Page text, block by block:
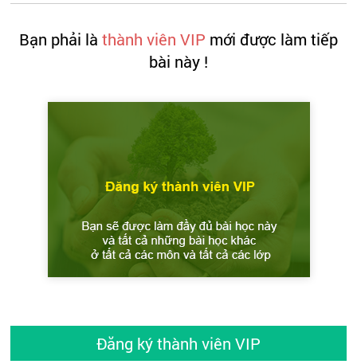
Bạn phải là thành viên VIP mới được làm tiếp
bài này !
Đăng ký thành viên VIP